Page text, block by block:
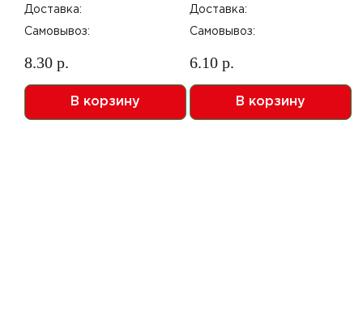
Доставка:
Самовывоз:
8.30 р.
В корзину
Доставка:
Самовывоз:
6.10 р.
В корзину